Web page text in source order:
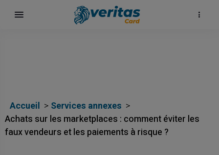
Accueil
Services annexes
Achats sur les marketplaces : comment éviter les
faux vendeurs et les paiements à risque ?